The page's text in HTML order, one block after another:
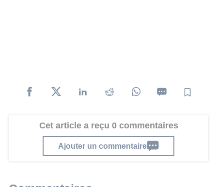
Cet article a reçu 0 commentaires
Ajouter un commentaire